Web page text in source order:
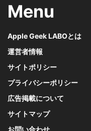
Menu
Apple Geek LABOとは
運営者情報
サイトポリシー
プライバシーポリシー
広告掲載について
サイトマップ
お問い合わせ